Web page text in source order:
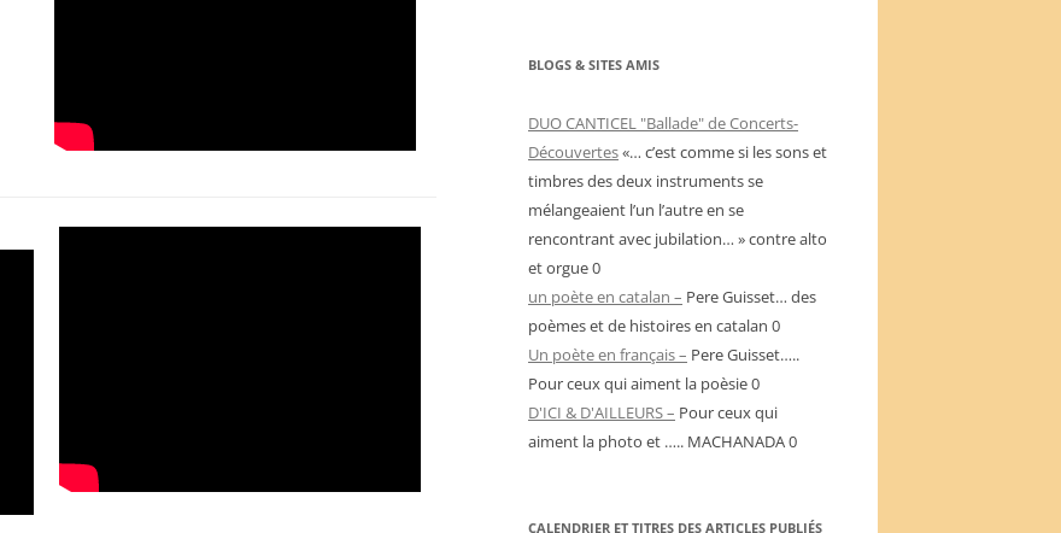
BLOGS & SITES AMIS
DUO CANTICEL "Ballade" de Concerts-
Découvertes«… c’est comme si les sons et
timbres des deux instruments se
mélangeaient l’un l’autre en se
rencontrant avec jubilation… » contre alto
et orgue 0
un poète en catalan – Pere Guisset… des
poèmes et de histoires en catalan 0
Un poète en français – Pere Guisset…..
Pour ceux qui aiment la poèsie 0
D'ICI & D'AILLEURS – Pour ceux qui
aiment la photo et ….. MACHANADA 0
CALENDRIER ET TITRES DES ARTICLES PUBLIÉS